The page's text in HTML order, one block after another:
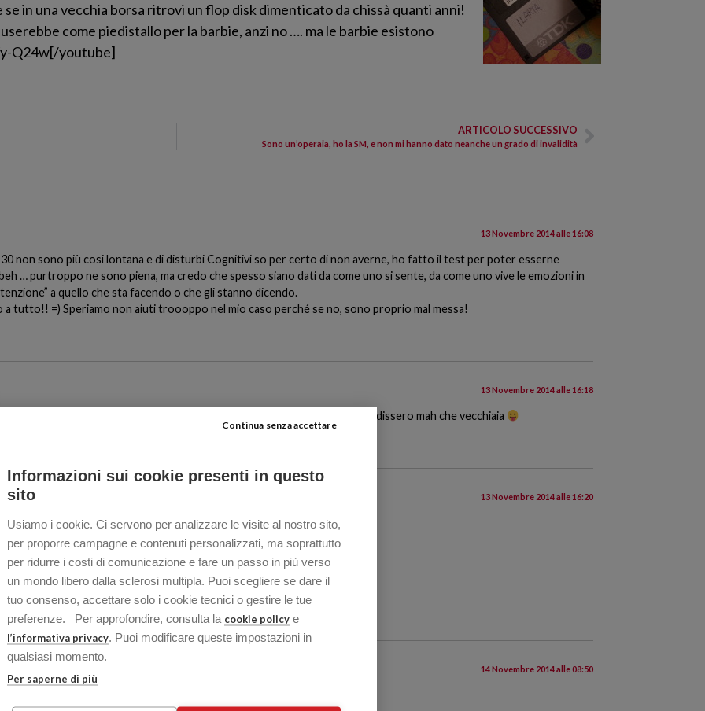
in una vecchia borsa ritrovi un flop disk dimenticato da chissà quanti anni!
come piedistallo per la barbie, anzi no …. ma le barbie esistono
Q24w[/youtube]
ARTICOLO SUCCESSIVO
Sono un’operaia, ho la SM, e non mi hanno dato neanche un grado di invalidità
13 Novembre 2014 alle 16:08
30 non sono più cosi lontana e di disturbi Cognitivi so per certo di non averne, ho fatto il test per poter esserne
… purtroppo ne sono piena, ma credo che spesso siano dati da come uno si sente, da come uno vive le emozioni in
a quello che sta facendo o che gli stanno dicendo.
a tutto!! =) Speriamo non aiuti troooppo nel mio caso perché se no, sono proprio mal messa!
13 Novembre 2014 alle 16:18
ho fatti anche io, ma era una sorta di sperimentazione e i risultati non me li dissero mah che vecchiaia
13 Novembre 2014 alle 16:20
problemi cognitivi dovuti alla malattia.
tutto… Invece no, ho proprio i famosi problemi cognitivi.
non mi vengono le parole….
questo test.
alla depressione , ma non sempre è così.
14 Novembre 2014 alle 08:50
e ne approfitto per chiedere delucidazioni!!
Informazioni sui cookie presenti in questo
sito
Usiamo i cookie. Ci servono per analizzare le visite al nostro sito,
per proporre campagne e contenuti personalizzati, ma soprattutto
per ridurre i costi di comunicazione e fare un passo in più verso
un mondo libero dalla sclerosi multipla. Puoi scegliere se dare il
tuo consenso, accettare solo i cookie tecnici o gestire le tue
preferenze. Per approfondire, consulta la cookie policy e
l’informativa privacy. Puoi modificare queste impostazioni in
qualsiasi momento.
Per saperne di più
Continua senza accettare